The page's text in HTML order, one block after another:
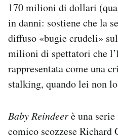
170 milioni di dollari
in danni: sostiene che la
diffuso «bugie crudeli»
milioni di spettatori che
rappresentata come una
stalking, quando lei non
Baby Reindeerè una
comico scozzese Richard